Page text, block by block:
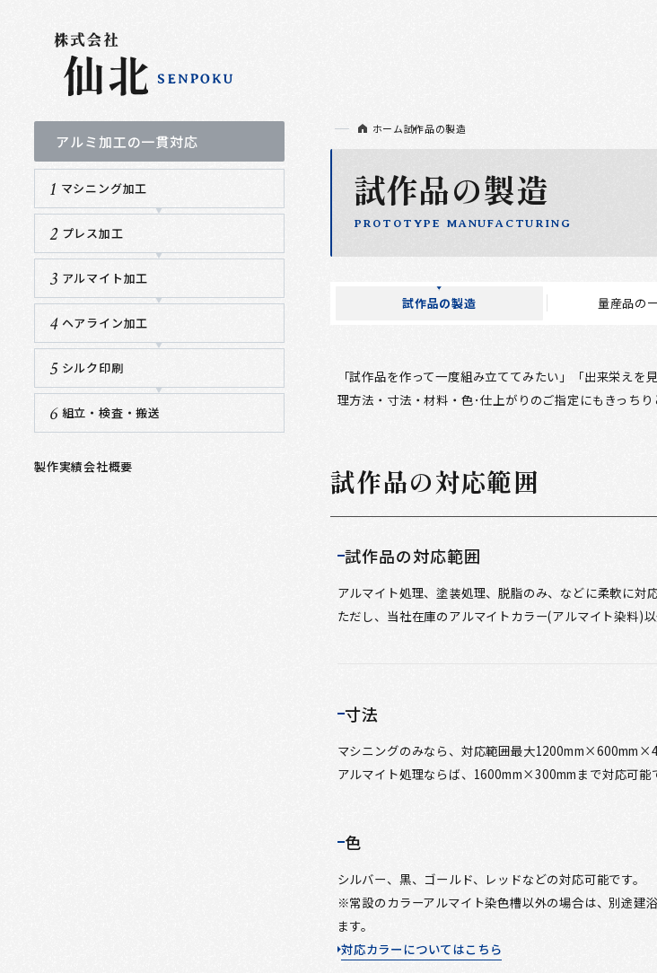
アルミ加工の一貫対応
マシニング加工
プレス加工
アルマイト加工
ヘアライン加工
シルク印刷
組立・検査・搬送
製作実績会社概要
ホーム試作品の製造
試作品の製造
PROTOTYPE MANUFACTURING
試作品の製造 量産品の
「試作品を作って一度組み立ててみたい」「出来栄え
理方法・寸法・材料・色･仕上がりのご指定にもきっちり
試作品の対応範囲
試作品の対応範囲
アルマイト処理、塗装処理、脱脂のみ、などに柔軟に対
ただし、当社在庫のアルマイトカラー(アルマイト染料)
寸法
マシニングのみなら、対応範囲最大
アルマイト処理ならば、1600mm×300mmまで対応可能
色
シルバー、黒、ゴールド、レッドなどの対応可能です。
※常設のカラーアルマイト染色槽以外の場合は、別途建
ます。
対応カラーについてはこちら